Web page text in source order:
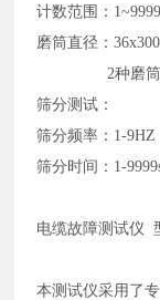
计数范围：
磨筒直径：
2种磨筒供选
筛分测试：
筛分频率： 1-9HZ
筛分时间： 1-
电缆故障测试仪
本测试仪采用了